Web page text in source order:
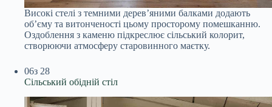
Високі стелі з темними дерев’яними балками додають
об’єму та витонченості цьому просторому помешканню.
Оздоблення з каменю підкреслює сільський колорит,
створюючи атмосферу старовинного маєтку.
06з 28
Сільський обідній стіл